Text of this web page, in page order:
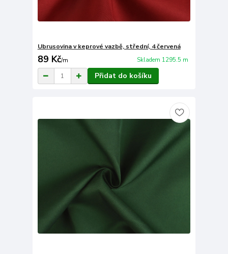
Ubrusovina v keprové vazbě, střední, 4 červená
89 Kč/m Skladem 1295.5 m
Přidat do košíku